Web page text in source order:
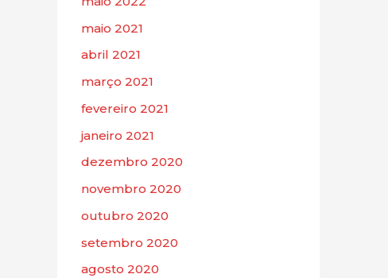
maio 2021
abril 2021
março 2021
fevereiro 2021
janeiro 2021
dezembro 2020
novembro 2020
outubro 2020
setembro 2020
agosto 2020